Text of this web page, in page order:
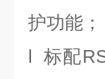
护功能；
l
标配